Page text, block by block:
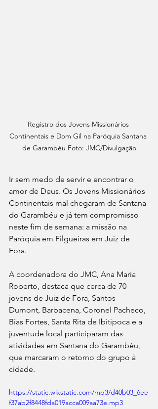
Registro dos Jovens Missionários
Continentais e Dom Gil na Paróquia Santana
de Garambéu Foto: JMC/Divulgação
Ir sem medo de servir e encontrar o
amor de Deus. Os Jovens Missionários
Continentais mal chegaram de Santana
do Garambéu e já tem compromisso
neste fim de semana: a missão na
Paróquia em Filgueiras em Juiz de
Fora.
A coordenadora do JMC, Ana Maria
Roberto, destaca que cerca de 70
jovens de Juiz de Fora, Santos
Dumont, Barbacena, Coronel Pacheco,
Bias Fortes, Santa Rita de Ibitipoca e a
juventude local participaram das
atividades em Santana do Garambéu,
que marcaram o retorno do grupo à
cidade.
https://static.wixstatic.com/mp3/d40b03_6ee
f37ab2f8448fda019acca009aa73e.mp3